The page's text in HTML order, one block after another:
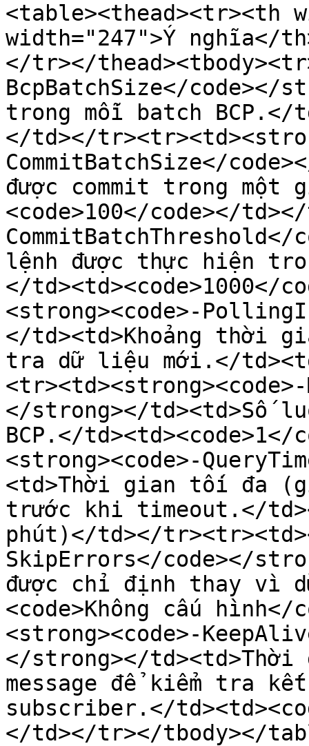
<table><thead><tr><th
width="247">Ý nghĩa</
</tr></
BcpBatchSize</code></
trong mỗi batch BCP.</
</td></
CommitBatchSize</
được commit trong một
<code>100</code></
lệnh được thực hiện
</td><td><code>1000</
<strong><code>-
</td><td>Khoảng thời
tra dữ liệu mới.</
<tr><td><strong><code>-
</strong></td><td>Số
BCP.</
<strong><code>-
<td>Thời gian tối đa
trước khi timeout.</
phút)</td></
SkipErrors</code></
được chỉ định thay vì
<code>Không cấu
<strong><code>-
</strong></
message để kiểm tra
subscriber.</
</td></tr></tbody></